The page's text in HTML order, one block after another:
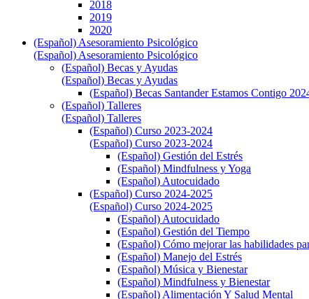
2018
2019
2020
(Español) Asesoramiento Psicológico
(Español) Asesoramiento Psicológico
(Español) Becas y Ayudas
(Español) Becas y Ayudas
(Español) Becas Santander Estamos Contigo
(Español) Talleres
(Español) Talleres
(Español) Curso 2023-2024
(Español) Curso 2023-2024
(Español) Gestión del Estrés
(Español) Mindfulness y Yoga
(Español) Autocuidado
(Español) Curso 2024-2025
(Español) Curso 2024-2025
(Español) Autocuidado
(Español) Gestión del Tiempo
(Español) Cómo mejorar las habilidades
(Español) Manejo del Estrés
(Español) Música y Bienestar
(Español) Mindfulness y Bienestar
(Español) Alimentación Y Salud Mental